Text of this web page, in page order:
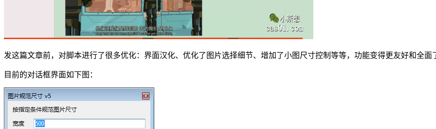
发这篇文章前，对脚本进行了很多优化：界面汉化、优化了图片选择细节、增加了小图尺寸控制等等，功能变得更友好和全面
目前的对话框界面如下图：